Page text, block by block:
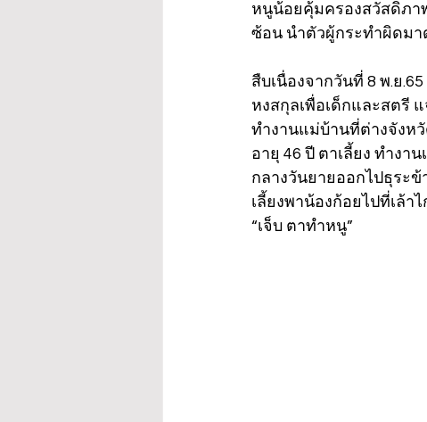
หนูน้อยคุ้มครองสวัสดิภา
ซ้อน นำตัวผู้กระทำผิดมา
สืบเนื่องจากวันที่ 8 พ.ย
หงสกุลเพื่อเด็กและสตรี
ทำงานแม่บ้านที่ต่างจังห
อายุ 46 ปี ตาเลี้ยง ทำงา
กลางวันยายออกไปธุระ
เลี้ยงพาน้องก้อยไปที่เล้า
“เจ็บ ตาทำหนู”